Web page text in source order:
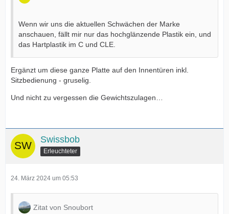
Wenn wir uns die aktuellen Schwächen der Marke
anschauen, fällt mir nur das hochglänzende Plastik ein, und
das Hartplastik im C und CLE.
Ergänzt um diese ganze Platte auf den Innentüren inkl.
Sitzbedienung - gruselig.
Und nicht zu vergessen die Gewichtszulagen…
Swissbob
Erleuchteter
24. März 2024 um 05:53
Zitat von Snoubort